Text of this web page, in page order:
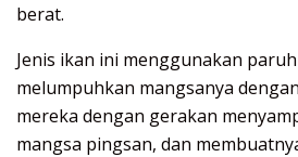
berat.
Jenis ikan ini menggunakan
melumpuhkan mangsanya
mereka dengan gerakan
mangsa pingsan, dan